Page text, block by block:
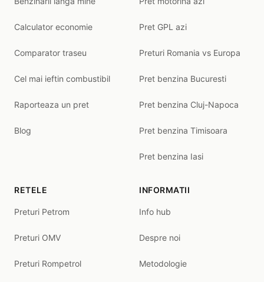
Calculator economie
Comparator traseu
Cel mai ieftin combustibil
Raporteaza un pret
Blog
Pret GPL azi
Preturi Romania vs Europa
Pret benzina Bucuresti
Pret benzina Cluj-Napoca
Pret benzina Timisoara
Pret benzina Iasi
RETELE
Preturi Petrom
Preturi OMV
Preturi Rompetrol
INFORMATII
Info hub
Despre noi
Metodologie